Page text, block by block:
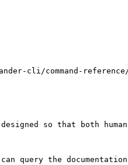
cli/command-
so that both
the documentation